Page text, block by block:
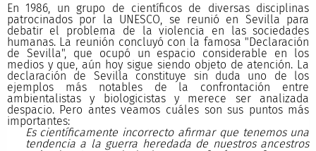
En 1986, un grupo de científicos de diversas disciplinas
patrocinados por la UNESCO, se reunió en Sevilla para
debatir el problema de la violencia en las sociedades
humanas. La reunión concluyó con la famosa "Declaración
de Sevilla", que ocupó un espacio considerable en los
medios y que, aún hoy sigue siendo objeto de atención. La
declaración de Sevilla constituye sin duda uno de los
ejemplos más notables de la confrontación entre
ambientalistas y biologicistas y merece ser analizada
despacio. Pero antes veamos cuáles son sus puntos más
importantes:
Es científicamente incorrecto afirmar que tenemos una
tendencia a la guerra heredada de nuestros ancestros